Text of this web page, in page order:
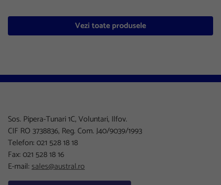
Vezi toate produsele
Sos. Pipera-Tunari 1C, Voluntari, Ilfov.
CIF RO 3738836, Reg. Com. J40/9039/1993
Telefon: 021 528 18 18
Fax: 021 528 18 16
E-mail:sales@austral.ro